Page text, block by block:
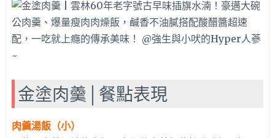
金塗肉羹│餐點表現
肉羹湯飯（小）